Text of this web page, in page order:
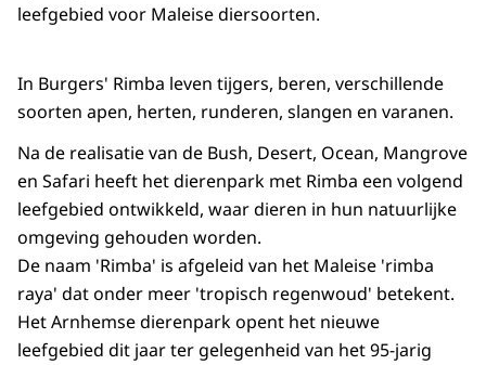
leefgebied voor Maleise diersoorten.
In Burgers' Rimba leven tijgers, beren, verschillende
soorten apen, herten, runderen, slangen en varanen.
Na de realisatie van de Bush, Desert, Ocean, Mangrove
en Safari heeft het dierenpark met Rimba een volgend
leefgebied ontwikkeld, waar dieren in hun natuurlijke
omgeving gehouden worden.
De naam 'Rimba' is afgeleid van het Maleise 'rimba
raya' dat onder meer 'tropisch regenwoud' betekent.
Het Arnhemse dierenpark opent het nieuwe
leefgebied dit jaar ter gelegenheid van het 95-jarig